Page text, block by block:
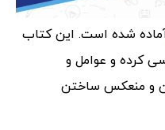
شده است. این کتاب
کرده و عوامل و
و منعکس ساختن